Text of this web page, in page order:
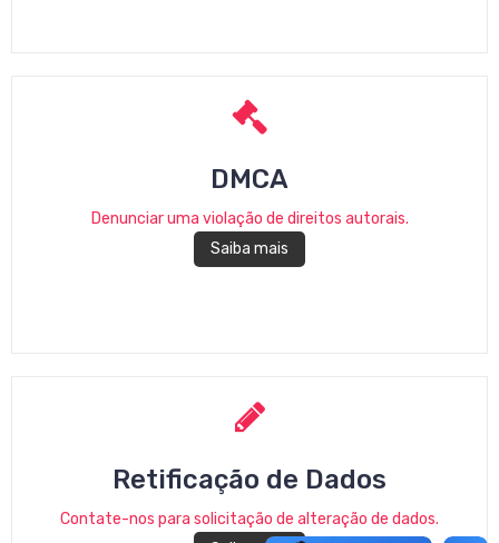
DMCA
Denunciar uma violação de direitos autorais.
Saiba mais
Retificação de Dados
Contate-nos para solicitação de alteração de dados.